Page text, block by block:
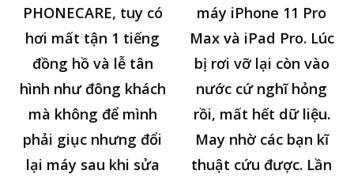
PHONECARE, tuy có
hơi mất tận 1 tiếng
đồng hồ và lễ tân
hình như đông khách
mà không để mình
phải giục nhưng đổi
lại máy sau khi sửa
máy iPhone 11 Pro
Max và iPad Pro. Lúc
bị rơi vỡ lại còn vào
nước cứ nghĩ hỏng
rồi, mất hết dữ liệu.
May nhờ các bạn kĩ
thuật cứu được. Lần